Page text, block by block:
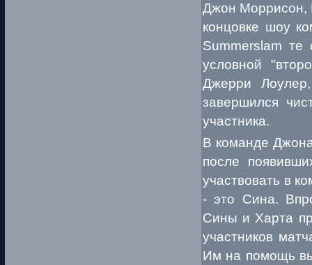
Джон Моррисон,
концовке шоу
Summerslam те
условной
Джерри
завершился
участника.
В команде
после
участвовать в
- это Сина.
Сины и Харта
участников
Им на помощь